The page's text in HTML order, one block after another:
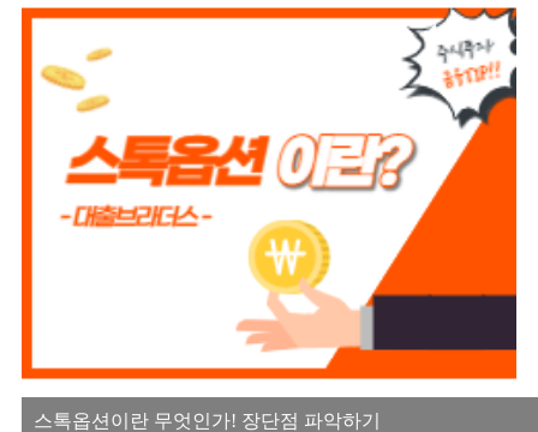
스톡옵션이란 무엇인가! 장단점 파악하기